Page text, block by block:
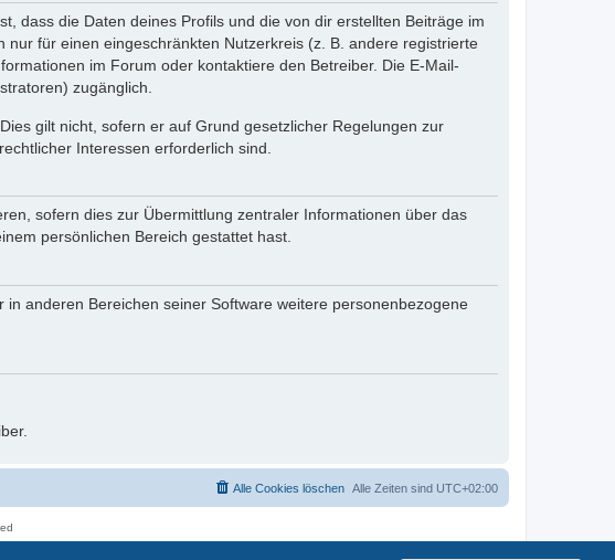
dass die Daten deines Profils und die von dir erstellten Beiträge im
für einen eingeschränkten Nutzerkreis (z. B. andere registrierte
im Forum oder kontaktiere den Betreiber. Die E-Mail-
zugänglich.
gilt nicht, sofern er auf Grund gesetzlicher Regelungen zur
Interessen erforderlich sind.
sofern dies zur Übermittlung zentraler Informationen über das
persönlichen Bereich gestattet hast.
anderen Bereichen seiner Software weitere personenbezogene
Alle Zeiten sind UTC+02:00
Alle Cookies löschen